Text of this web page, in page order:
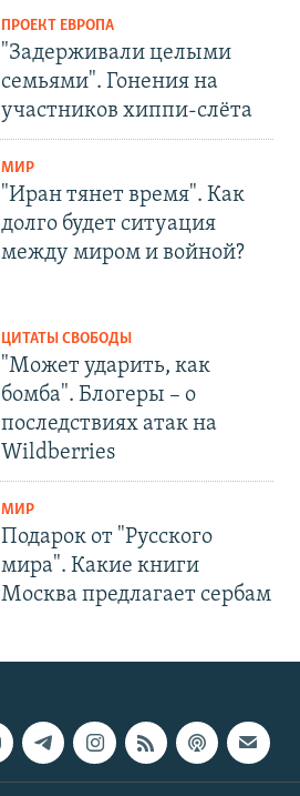
ПРОЕКТ ЕВРОПА
"Задерживали целыми
семьями". Гонения на
участников хиппи-слёта
МИР
"Иран тянет время". Как
долго будет ситуация
между миром и войной?
ЦИТАТЫ СВОБОДЫ
"Может ударить, как
бомба". Блогеры – о
последствиях атак на
Wildberries
МИР
Подарок от "Русского
мира". Какие книги
Москва предлагает сербам